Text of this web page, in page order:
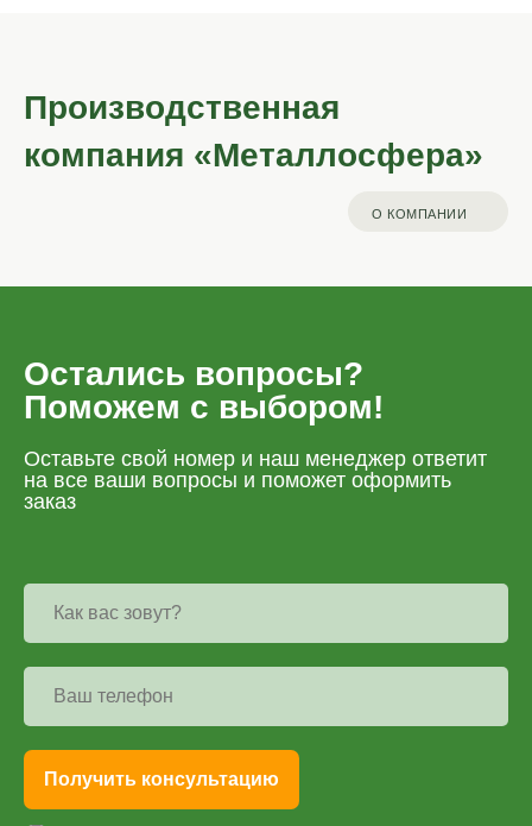
Производственная
компания «Металлосфера»
О КОМПАНИИ
Остались вопросы?
Поможем с выбором!
Оставьте свой номер и наш менеджер ответит
на все ваши вопросы и поможет оформить
заказ
Получить консультацию